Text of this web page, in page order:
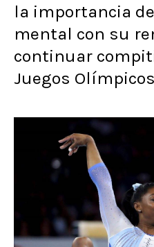
la importancia
mental con su
continuar
Juegos